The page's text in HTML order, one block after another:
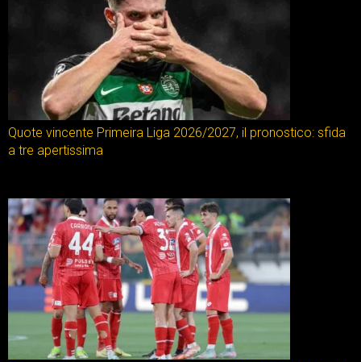
Quote vincente Primeira Liga 2026/2027, il pronostico: sfida
a tre apertissima